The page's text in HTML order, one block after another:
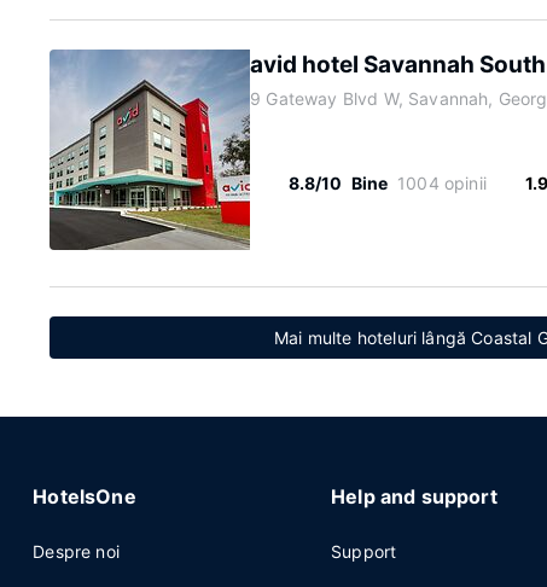
avid hotel Savannah
9 Gateway Blvd W, Savannah,
8.8/10 Bine 1004 opinii
Mai multe hoteluri lângă Coastal
HotelsOne
Despre noi
Help and support
Support